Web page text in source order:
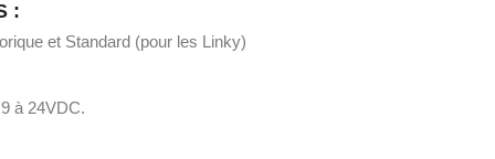
:
et Standard (pour les Linky)
à 24VDC.